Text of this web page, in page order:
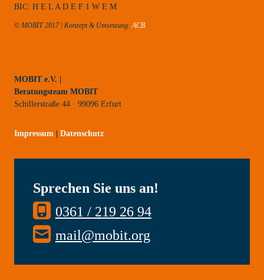
BIC: H E L A D E F 1 W E M
© MOBIT 2017 | Konzept & Umsetzung:ACB
MOBIT e.V. |
Beratungsteam MOBIT
Schillerstraße 44 · 99096 Erfurt
Impressum Datenschutz
Sprechen Sie uns an!
0361 / 219 26 94
mail@mobit.org